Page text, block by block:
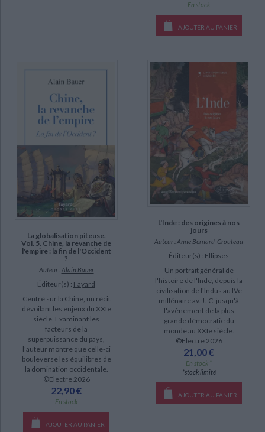
L'empire terrestre : histoire du politique en Chine aux XXe et XXIe
DISPONIBILITÉ
disponible (713)
epuise (125)
a-paraitre (16)
manquant (13)
En stock
AJOUTER AU PANIER
La globalisation piteuse.
Vol. 5. Chine, la revanche de
l'empire : la fin de l'Occident
?
Auteur :Alain Bauer
Éditeur(s) : Fayard
Centré sur la Chine, un récit
dévoilant les enjeux du XXIe
siècle. Examinant les
facteurs de la
superpuissance du pays,
l'auteur montre que celle-ci
bouleverse les équilibres de
la domination occidentale.
©Electre 2026
22,90 €
En stock
AJOUTER AU PANIER
L'Inde : des origines à nos
jours
Auteur :Anne Bernard-Grouteau
Éditeur(s) : Ellipses
Un portrait général de
l'histoire de l'Inde, depuis la
civilisation de l'Indus au IVe
millénaire av. J.-C. jusqu'à
l'avènement de la plus
grande démocratie du
monde au XXIe siècle.
©Electre 2026
21,00 €
En stock *
*stock limité
AJOUTER AU PANIER